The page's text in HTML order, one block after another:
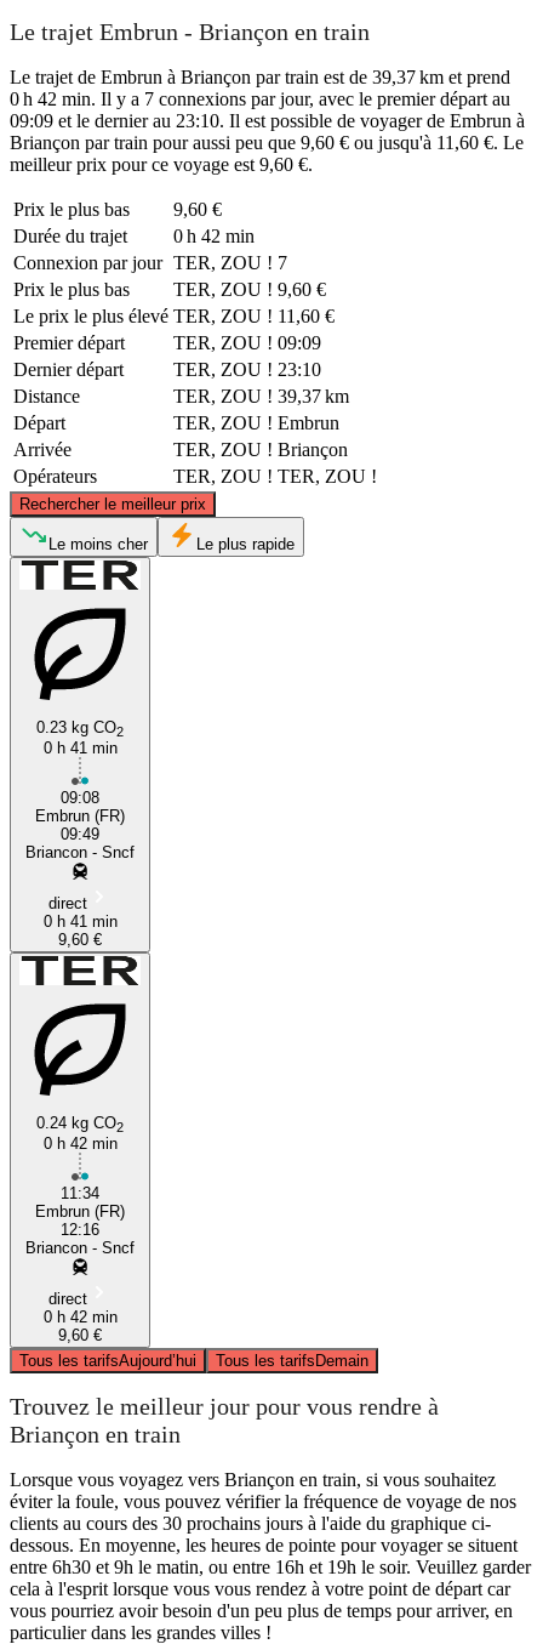
Le trajet Embrun - Briançon en train
Le trajet de Embrun à Briançon par train est de 39,37 km et prend
0 h 42 min. Il y a 7 connexions par jour, avec le premier départ au
09:09 et le dernier au 23:10. Il est possible de voyager de Embrun à
Briançon par train pour aussi peu que 9,60 € ou jusqu'à 11,60 €. Le
meilleur prix pour ce voyage est 9,60 €.
Prix ​​le plus bas
9,60 €
Durée du trajet
0 h 42 min
Connexion par jour TER, ZOU ! 7
Prix ​​le plus bas
TER, ZOU ! 9,60 €
Le prix le plus élevé TER, ZOU ! 11,60 €
Premier départ
TER, ZOU ! 09:09
Dernier départ
TER, ZOU ! 23:10
Distance
TER, ZOU ! 39,37 km
Départ
TER, ZOU ! Embrun
Arrivée
TER, ZOU ! Briançon
Opérateurs
TER, ZOU ! TER, ZOU !
Rechercher le meilleur prix
Briançon
©CARTO, ©OpenStreetMap
Le moins cher Le plus rapide
0.23 kg CO2
0 h 41 min
09:08
Embrun (FR)
09:49
Briancon - Sncf
direct
0 h 41 min
9,60 €
0.24 kg CO2
0 h 42 min
11:34
Embrun (FR)
12:16
Briancon - Sncf
direct
0 h 42 min
9,60 €
Tous les tarifsAujourd’hui Tous les tarifsDemain
Trouvez le meilleur jour pour vous rendre à
Briançon en train
Lorsque vous voyagez vers Briançon en train, si vous souhaitez
éviter la foule, vous pouvez vérifier la fréquence de voyage de nos
clients au cours des 30 prochains jours à l'aide du graphique ci-
dessous. En moyenne, les heures de pointe pour voyager se situent
entre 6h30 et 9h le matin, ou entre 16h et 19h le soir. Veuillez garder
cela à l'esprit lorsque vous vous rendez à votre point de départ car
vous pourriez avoir besoin d'un peu plus de temps pour arriver, en
particulier dans les grandes villes !